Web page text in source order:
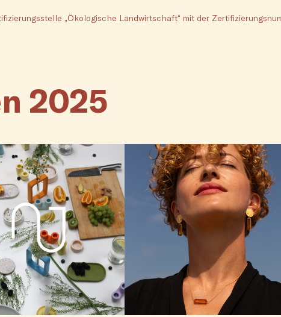
„Ökologische Landwirtschaft“ mit der
2025